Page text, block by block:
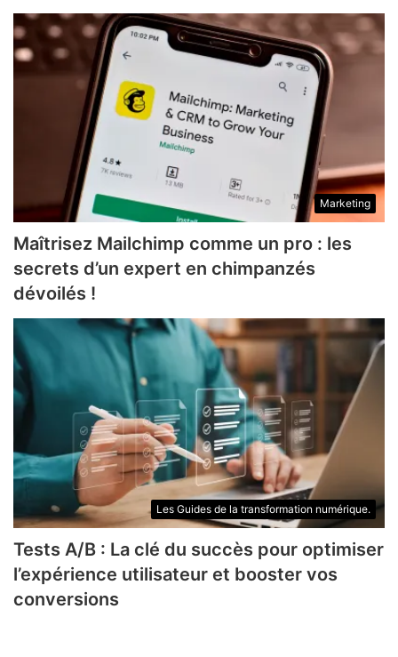
Marketing
Maîtrisez Mailchimp comme un pro : les
secrets d’un expert en chimpanzés
dévoilés !
Les Guides de la transformation numérique.
Tests A/B : La clé du succès pour optimiser
l’expérience utilisateur et booster vos
conversions